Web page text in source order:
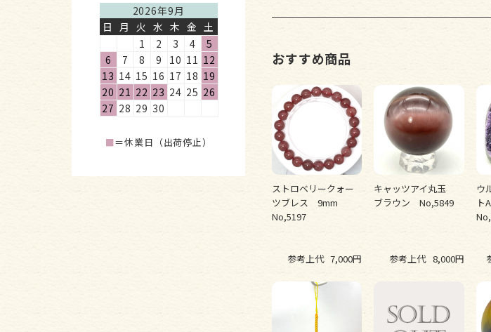
おすすめ商品
ストロベリークォー
ツブレス 9mm
No,5197
参考上代 7,000円
キャッツアイ丸玉
ブラウン No,5849
参考上代 8,000円
ウ
2026年9月
日
月 火 水 木 金 土
1
2 3 4
5
6
7 8 9 10 11 12
13 14 15 16 17 18 19
20 21 22 23 24 25 26
27 28 29 30
■＝休業日（出荷停止）